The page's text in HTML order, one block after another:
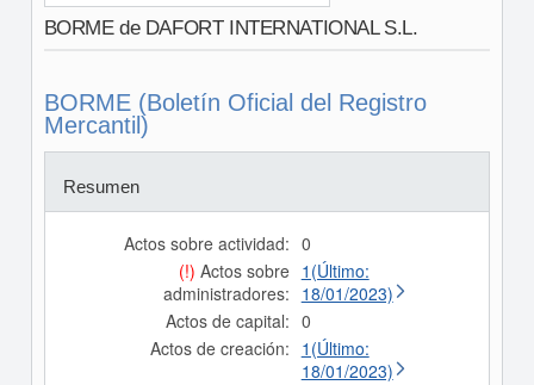
BORME de DAFORT INTERNATIONAL S.L.
BORME (Boletín Oficial del Registro
Mercantil)
Resumen
Actos sobre actividad: 0
(!) Actos sobre
administradores:
1(Último:
18/01/2023)
Actos de capital: 0
Actos de creación: 1(Último:
18/01/2023)